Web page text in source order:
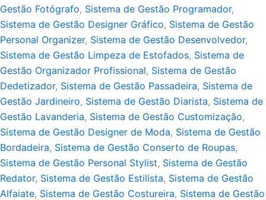
Gestão Fotógrafo, Sistema de Gestão Programador,
Sistema de Gestão Designer Gráfico, Sistema de Gestão
Personal Organizer, Sistema de Gestão Desenvolvedor,
Sistema de Gestão Limpeza de Estofados, Sistema de
Gestão Organizador Profissional, Sistema de Gestão
Dedetizador, Sistema de Gestão Passadeira, Sistema de
Gestão Jardineiro, Sistema de Gestão Diarista, Sistema de
Gestão Lavanderia, Sistema de Gestão Customização,
Sistema de Gestão Designer de Moda, Sistema de Gestão
Bordadeira, Sistema de Gestão Conserto de Roupas,
Sistema de Gestão Personal Stylist, Sistema de Gestão
Redator, Sistema de Gestão Estilista, Sistema de Gestão
Alfaiate, Sistema de Gestão Costureira, Sistema de Gestão